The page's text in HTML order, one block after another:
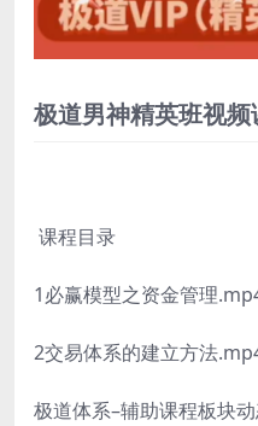
极道男神精英班视频
课程目录
1必赢模型之资金管理
2交易体系的建立方法
极道体系–辅助课程板块